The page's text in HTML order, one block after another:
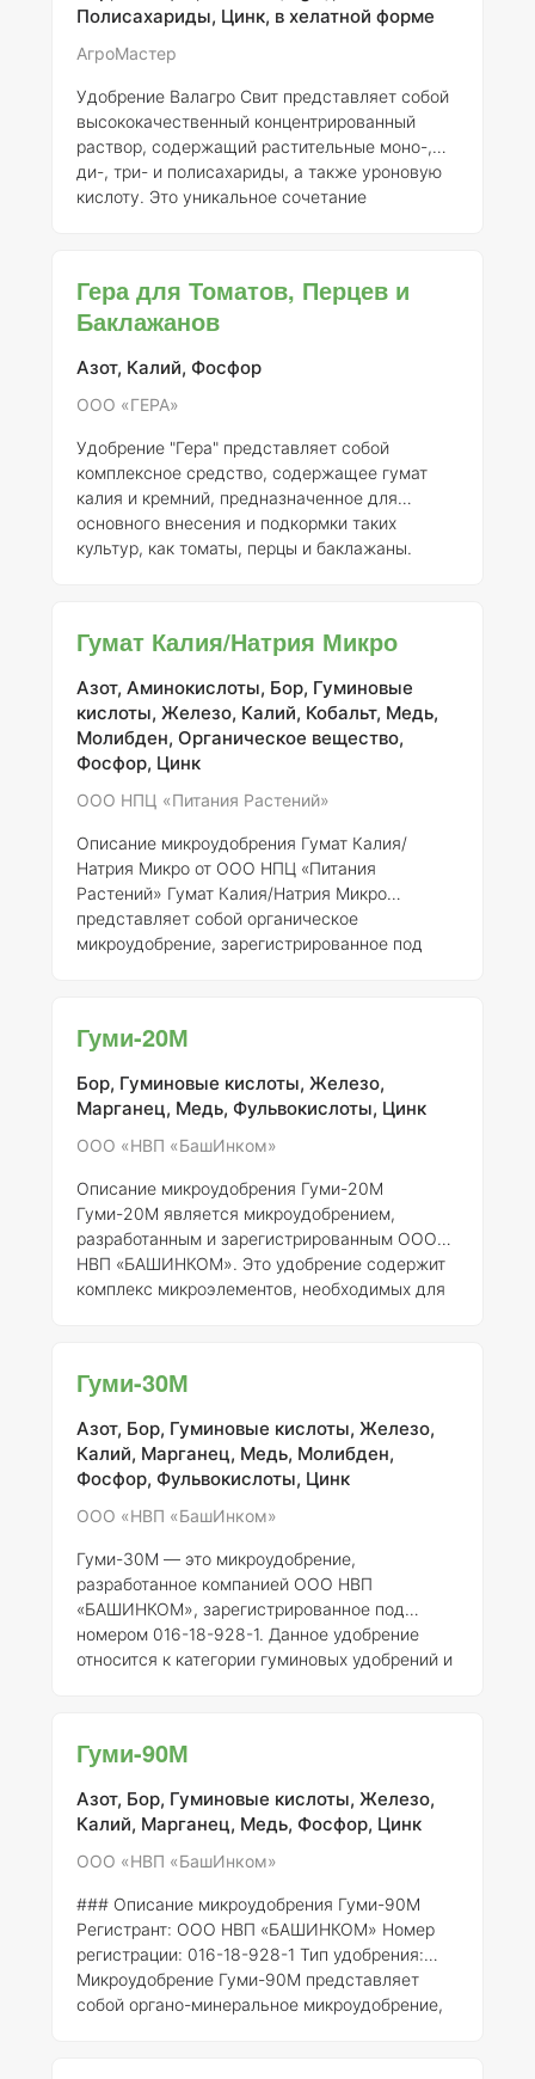
качественных и устойчивых плодов.
Исследования показывают, что
увеличению как
Полисахариды, Цинк, в хелатной форме
АгроМастер
Удобрение Валагро Свит представляет собой
высококачественный концентрированный
раствор, содержащий растительные моно-,
ди-, три- и полисахариды, а также уроновую
кислоту. Это уникальное сочетание
процессов созревания растений. Важно
отметить, что препарат не содержит
безопасным для использования. Валагро Свит
был разработан с целью повышения качества
Гера для Томатов, Перцев и
Баклажанов
Азот, Калий, Фосфор
ООО «ГЕРА»
Удобрение "Гера" представляет собой
комплексное средство, содержащее гумат
калия и кремний, предназначенное для
основного внесения и подкормки таких
культур, как томаты, перцы и баклажаны.
питательными веществами. Введение гумата
увеличивает эффективность усвоения
минеральных компонентов как самого
удобрения, так и элементов питания из почвы.
Эти вещества способствуют преобразованию
питательн
Гумат Калия/Натрия Микро
Азот, Аминокислоты, Бор, Гуминовые
кислоты, Железо, Калий, Кобальт, Медь,
Молибден, Органическое вещество,
Фосфор, Цинк
ООО НПЦ «Питания Растений»
Описание микроудобрения Гумат Калия/
Натрия Микро от ООО НПЦ «Питания
Растений»
представляет собой органическое
микроудобрение, зарегистрированное под
демонстрирует высокую биологическую
усвоения питательных веществ растениями.
Состав и концентрация элементов:Гумат
Калия/Натрия Микро содержит следующие
Калий (K) – 5-10% - Натр
Гуми-20М
Бор, Гуминовые кислоты, Железо,
Марганец, Медь, Фульвокислоты, Цинк
ООО «НВП «БашИнком»
Описание микроудобрения Гуми-20М
Гуми-20М является микроудобрением,
разработанным и зарегистрированным ООО
НВП «БАШИНКОМ». Это удобрение содержит
комплекс микроэлементов, необходимых для
устойчивости культур к стрессам и улучшения
концентрация Гуми-20М содержит следующие
микроэлементы: 1.Бор (B)- 0,05% 2.Медь
(Cu)- 0,01% 3.Цинк (Zn)- 0,1% 4.
(Mn)- 0,05% 5.Железо (Fe
Гуми-30М
Азот, Бор, Гуминовые кислоты, Железо,
Калий, Марганец, Медь, Молибден,
Фосфор, Фульвокислоты, Цинк
ООО «НВП «БашИнком»
Гуми-30М — это микроудобрение,
разработанное компанией ООО НВП
«БАШИНКОМ», зарегистрированное под
номером 016-18-928-1. Данное удобрение
относится к категории гуминовых удобрений и
комплексное микроудобрение, содержащее
микроэлементов, необходимых для
полноценного питания растений. Гуминовые
вещества способствуют улучшению
водоудерживающую способность, а также
акти
Гуми-90М
Азот, Бор, Гуминовые кислоты, Железо,
Калий, Марганец, Медь, Фосфор, Цинк
ООО «НВП «БашИнком»
### Описание микроудобрения Гуми-90М
Регистрант: ООО НВП «БАШИНКОМ» Номер
регистрации: 016-18-928-1 Тип удобрения:
Микроудобрение Гуми-90М представляет
собой органо-минеральное микроудобрение,